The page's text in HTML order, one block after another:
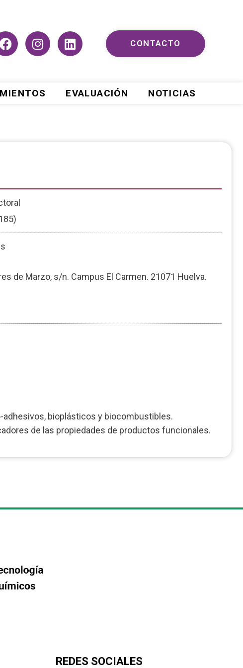
CONTACTO
EVALUACIÓN NOTICIAS
de Marzo, s/n. Campus El Carmen. 21071 Huelva.
bioplásticos y biocombustibles.
de las propiedades de productos funcionales.
REDES SOCIALES